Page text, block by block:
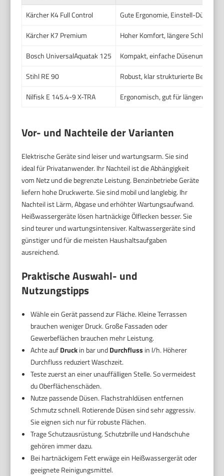
Kärcher K4 Full Control
Gute Ergonomie, Einstell-Düse,
Kärcher K7 Premium
Hoher Komfort, längere
Bosch UniversalAquatak 125
Kompakt, einfache
Stihl RE 90
Robust, klar strukturierte
Nilfisk E 145.4-9 X-TRA
Ergonomisch, gut für längere
Vor- und Nachteile der Varianten
Elektrische Geräte sind leiser und wartungsarm. Sie sind
ideal für Privatanwender. Ihr Nachteil ist die Abhängigkeit
vom Netz und die begrenzte Leistung. Benzinbetriebe Geräte
liefern hohe Druckwerte. Sie sind mobil und langlebig. Ihr
Nachteil ist Lärm, Abgase und erhöhter Wartungsaufwand.
Heißwassergeräte lösen hartnäckige Ölflecken besser. Sie
sind teurer und wartungsintensiver. Kaltwassergeräte sind
günstiger und für die meisten Haushaltsaufgaben
ausreichend.
Praktische Auswahl- und
Nutzungstipps
Wähle ein Gerät passend zur Fläche. Kleine Terrassen
brauchen weniger Druck. Große Fassaden oder
Gewerbeflächen brauchen mehr Leistung.
Achte aufDruckin bar undDurchfluss in l/h. Höherer
Durchfluss reduziert Waschzeit.
Teste zuerst an einer unauffälligen Stelle. So vermeidest
du Oberflächenschäden.
Nutze passende Düsen. Flachstrahldüsen entfernen
Schmutz schnell. Rotierende Düsen sind sehr aggressiv.
Sie eignen sich nur für robuste Flächen.
Trage Schutzausrüstung. Schutzbrille und Handschuhe
gehören immer dazu.
Bei hartnäckigem Fett erwäge ein Heißwassergerät oder
geeignete Reinigungsmittel.